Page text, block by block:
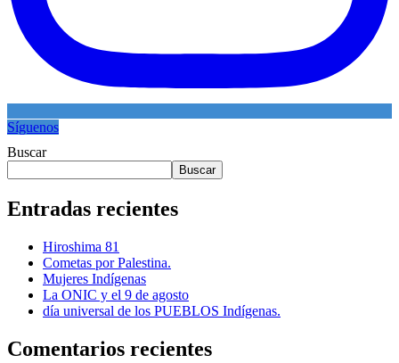
Síguenos
Buscar
Buscar
Entradas recientes
Hiroshima 81
Cometas por Palestina.
Mujeres Indígenas
La ONIC y el 9 de agosto
día universal de los PUEBLOS Indígenas.
Comentarios recientes